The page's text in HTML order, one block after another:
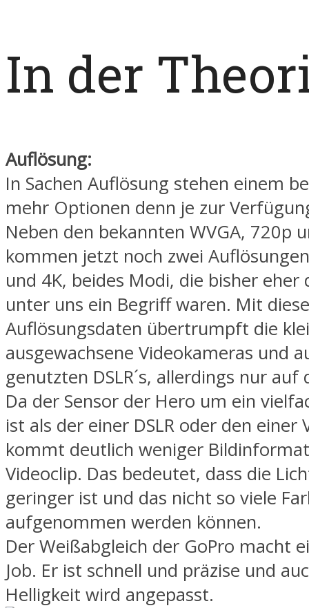
In der
Auflösung:
In Sachen Auflösung stehen einem
mehr Optionen denn je zur
Neben den bekannten WVGA, 720p
kommen jetzt noch zwei
und 4K, beides Modi, die bisher eher
unter uns ein Begriff waren. Mit
Auflösungsdaten übertrumpft die
ausgewachsene Videokameras und
genutzten DSLR´s, allerdings nur auf
Da der Sensor der Hero um ein
ist als der einer DSLR oder den einer
kommt deutlich weniger
Videoclip. Das bedeutet, dass die
geringer ist und das nicht so viele
aufgenommen werden können.
Der Weißabgleich der GoPro macht
Job. Er ist schnell und präzise und
Helligkeit wird angepasst.